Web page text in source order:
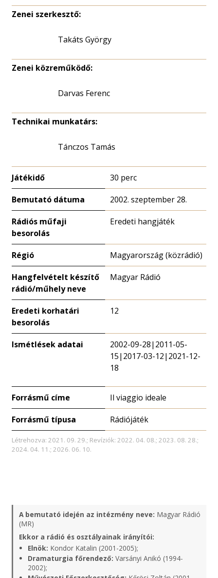
Zenei szerkesztő:
Takáts György
Zenei közreműködő:
Darvas Ferenc
Technikai munkatárs:
Tánczos Tamás
Játékidő 30 perc
Bemutató dátuma 2002. szeptember 28.
Rádiós műfaji
besorolás
Eredeti hangjáték
Régió Magyarország (közrádió)
Hangfelvételt készítő
rádió/műhely neve
Magyar Rádió
Eredeti korhatári
besorolás
12
Ismétlések adatai
2002-09-28|2011-05-
15|2017-03-12|2021-12-
18
Forrásmű címe Il viaggio ideale
Forrásmű típusa Rádiójáték
Létrehozva: 2021. 09. 29.; Revíziók: 2022. 04. 08.; 2023. 08. 28.;
2024. 04. 11.; 2026. 06. 10.
A bemutató idején az intézmény neve: Magyar Rádió
(MR)
Ekkor a rádió és osztályainak irányítói:
Elnök: Kondor Katalin (2001-2005);
Dramaturgia főrendező: Varsányi Anikó (1994-
2002);